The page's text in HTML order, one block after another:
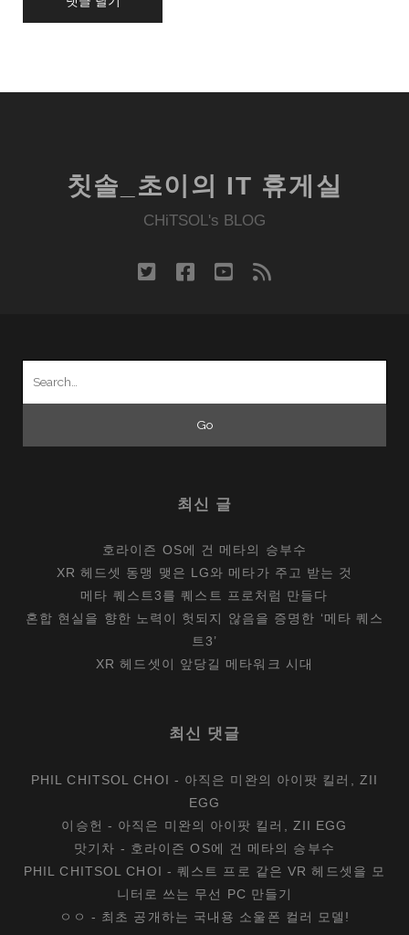
칫솔_초이의 IT 휴게실
CHiTSOL's BLOG
twitterfacebook
youtube
rss
최신 글
호라이즌 OS에 건 메타의 승부수
XR 헤드셋 동맹 맺은 LG와 메타가 주고 받는 것
메타 퀘스트3를 퀘스트 프로처럼 만들다
혼합 현실을 향한 노력이 헛되지 않음을 증명한 ‘메타 퀘스
트3’
XR 헤드셋이 앞당길 메타워크 시대
최신 댓글
PHIL CHITSOL CHOI - 아직은 미완의 아이팟 킬러, ZII
EGG
이승헌 - 아직은 미완의 아이팟 킬러, ZII EGG
맛기차 - 호라이즌 OS에 건 메타의 승부수
PHIL CHITSOL CHOI -퀘스트 프로 같은 VR 헤드셋을 모
니터로 쓰는 무선 PC 만들기
ㅇㅇ - 최초 공개하는 국내용 소울폰 컬러 모델!